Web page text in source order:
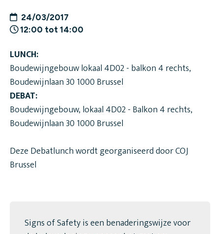
24/03/2017
12:00 tot 14:00
LUNCH:
Boudewijngebouw lokaal 4D02 - balkon 4 rechts,
Boudewijnlaan 30 1000 Brussel
DEBAT:
Boudewijngebouw, lokaal 4D02 - Balkon 4 rechts,
Boudewijnlaan 30 1000 Brussel
Deze Debatlunch wordt georganiseerd door COJ
Brussel
Signs of Safety is een benaderingswijze voor